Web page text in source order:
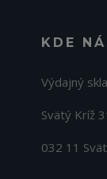
KDE
Výdajný
Svätý Kríž
032 11